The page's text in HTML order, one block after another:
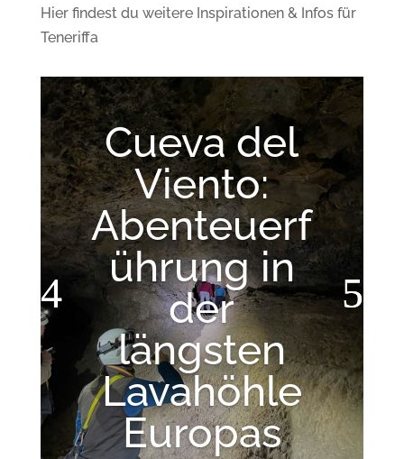
Hier findest du weitere Inspirationen & Infos für
Teneriffa
Cueva del
Viento:
Abenteuerf
ührung in
der
längsten
Lavahöhle
Europas